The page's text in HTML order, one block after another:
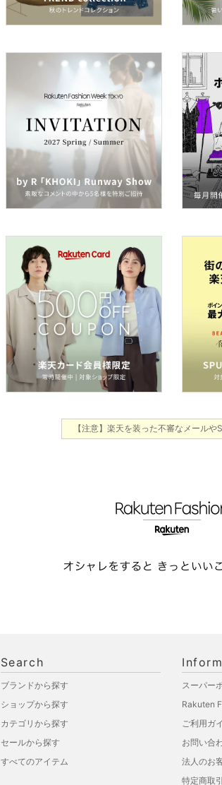
【注意】楽天を装った不審なメールや
Search
ブランドから探す
ショップから探す
カテゴリから探す
セールから探す
すべてのアイテム
スーパー
Rakuten
ご利用ガ
お問い合
法人のお
特定商取